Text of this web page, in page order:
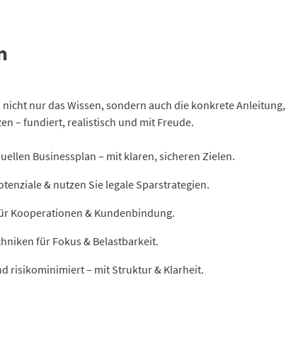
nur das Wissen, sondern auch die konkrete Anleitung,
– fundiert, realistisch und mit Freude.
Businessplan – mit klaren, sicheren Zielen.
& nutzen Sie legale Sparstrategien.
Kooperationen & Kundenbindung.
für Fokus & Belastbarkeit.
risikominimiert – mit Struktur & Klarheit.